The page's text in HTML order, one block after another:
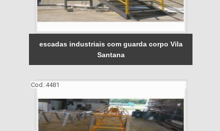
escadas industriais com guarda corpo Vila
Santana
Cod.:4481